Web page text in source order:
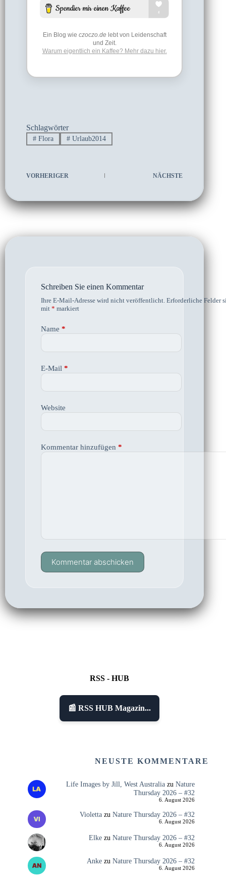
Ein Blog wie czoczo.delebt von Leidenschaft
und Zeit.
Warum eigentlich ein Kaffee? Mehr dazu hier.
Schlagwörter
#Flora #Urlaub2014
VORHERIGER NÄCHSTE
Schreiben Sie einen Kommentar
Ihre E-Mail-Adresse wird nicht veröffentlicht. Erforderliche Felder
mit * markiert
Name *
E-Mail *
Website
Kommentar hinzufügen *
Kommentar abschicken
RSS - HUB
📰 RSS HUB Magazin...
NEUSTE KOMMENTARE
Life Images by Jill, West Australiazu Nature
Thursday 2026 – #32
6. August 2026
Violettazu Nature Thursday 2026 – #32
6. August 2026
Elkezu Nature Thursday 2026 – #32
6. August 2026
Ankezu Nature Thursday 2026 – #32
6. August 2026